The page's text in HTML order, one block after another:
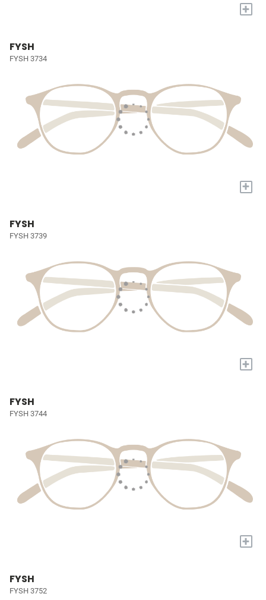
+
FYSH
FYSH 3734
+
FYSH
FYSH 3739
+
FYSH
FYSH 3744
+
FYSH
FYSH 3752